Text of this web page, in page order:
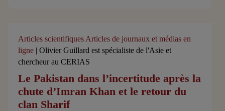
Articles scientifiques Articles de journaux et médias en
ligne | Olivier Guillard est spécialiste de l'Asie et
chercheur au CERIAS
Le Pakistan dans l’incertitude après la
chute d’Imran Khan et le retour du
clan Sharif